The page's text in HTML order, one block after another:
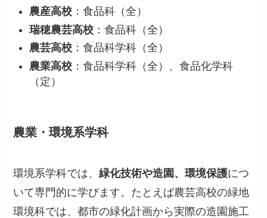
農産高校 ：食品科（全）
瑞穂農芸高校 ：食品科（全）
農芸高校 ：食品科学科（全）
農業高校 ：食品科学科（全）、食品化学科
（定）
農業・環境系学科
環境系学科では、緑化技術や造園、環境保護につ
いて専門的に学びます。たとえば農芸高校の緑地
環境科では、都市の緑化計画から実際の造園施工